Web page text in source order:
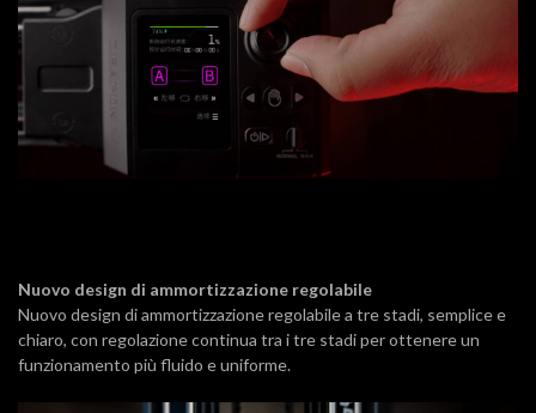
Nuovo design di ammortizzazione regolabile
Nuovo design di ammortizzazione regolabile a tre stadi, semplice e
chiaro, con regolazione continua tra i tre stadi per ottenere un
funzionamento più fluido e uniforme.